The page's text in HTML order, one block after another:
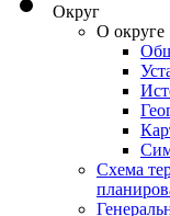
Округ
О округе
Схема